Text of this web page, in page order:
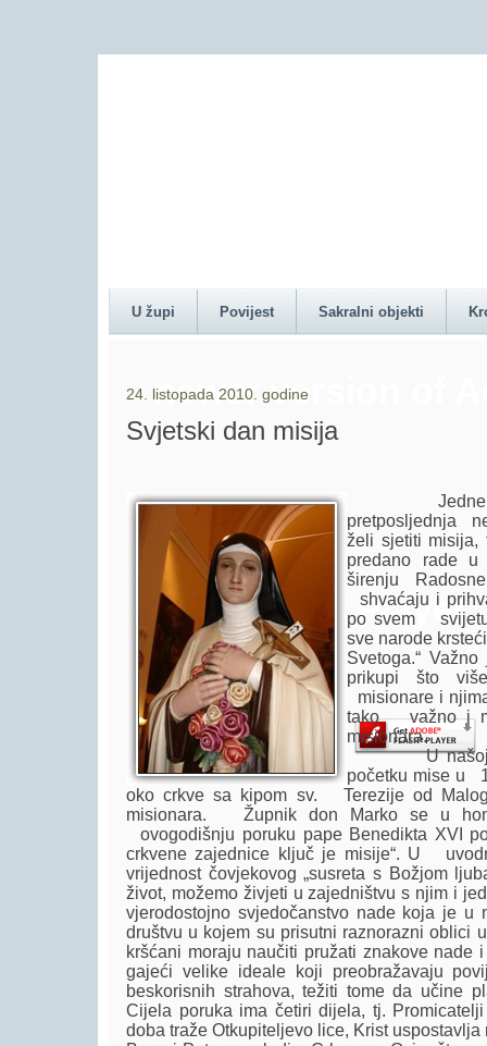
newer version of
Player.
U župi Povijest Sakralni objekti
24. listopada 2010. godine
Svjetski dan misija
Jedne
pretposljednja
želi sjetiti
predano rade
širenju
shvaćaju i
po svem
sve narode
Svetoga.“
prikupi što
misionare i
tako važno i
misionara.
U našoj
početku mise u
oko crkve sa kipom sv. Terezije od
misionara. Župnik don Marko se u
ovogodišnju poruku pape Benedikta XVI
crkvene zajednice ključ je misije“. U
vrijednost čovjekovog „susreta s Božjom
život, možemo živjeti u zajedništvu s njim i
vjerodostojno svjedočanstvo nade koja je u
društvu u kojem su prisutni raznorazni oblici
kršćani moraju naučiti pružati znakove nade
gajeći velike ideale koji preobražavaju
beskorisnih strahova, težiti tome da učine
Cijela poruka ima četiri dijela, tj.
doba traže Otkupiteljevo lice, Krist